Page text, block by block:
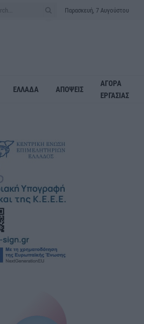
Παρασκευή, 7 Αυγούστου
ΕΛΛΑΔΑ ΑΠΟΨΕΙΣ
ΑΓΟΡΑ
ΕΡΓΑΣΙΑΣ